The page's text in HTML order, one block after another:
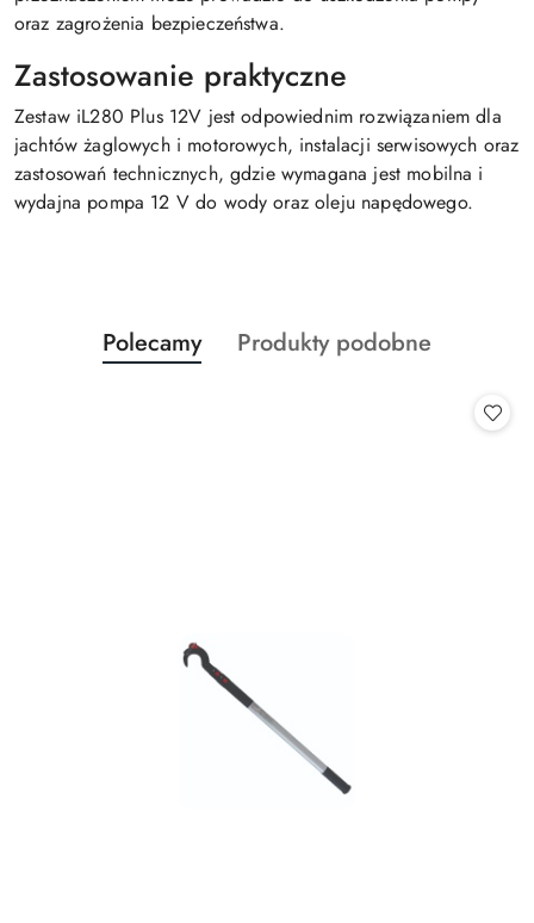
oraz zagrożenia bezpieczeństwa.
Zastosowanie praktyczne
Zestaw iL280 Plus 12V jest odpowiednim rozwiązaniem dla
jachtów żaglowych i motorowych, instalacji serwisowych oraz
zastosowań technicznych, gdzie wymagana jest mobilna i
wydajna pompa 12 V do wody oraz oleju napędowego.
Pomiń karuzelę produktów
Produkty
o
Polecamy
Produkty
Produkty podobne